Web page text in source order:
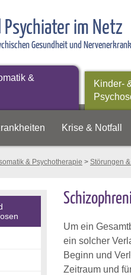
Psychiater im Netz
Gesundheit und
&
Kinder-
Krise & Notfall
& Psychotherapie > Störungen
Um ein
ein solcher
Beginn und
Zeitraum und